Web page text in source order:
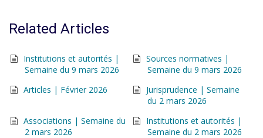
Related Articles
Institutions et autorités |
Semaine du 9 mars 2026
Sources normatives |
Semaine du 9 mars 2026
Articles | Février 2026
Jurisprudence | Semaine
du 2 mars 2026
Associations | Semaine du
2 mars 2026
Institutions et autorités |
Semaine du 2 mars 2026